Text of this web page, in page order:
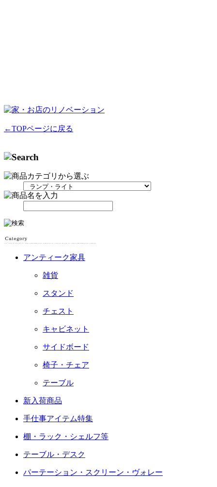
←TOPページに戻る
アンティーク家具
雑貨
スタンド
チェスト
キャビネット
サイドボード
椅子・チェア
テーブル
新入荷商品
手仕事アイテム特集
棚・ラック・シェルフ等
テーブル・デスク
パーテーション・スクリーン・ヴォレー